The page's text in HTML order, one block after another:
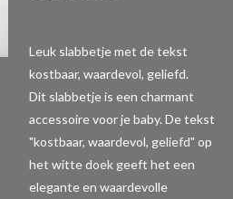
Leuk slabbetje met de tekst
kostbaar, waardevol, geliefd.
Dit slabbetje is een charmant
accessoire voor je baby. De tekst
"kostbaar, waardevol, geliefd" op
het witte doek geeft het een
elegante en waardevolle